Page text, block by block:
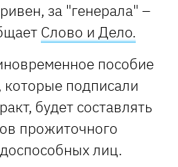
за "генерала" –
Слово и Дело.
пособие
подписали
будет составлять
прожиточного
лиц.